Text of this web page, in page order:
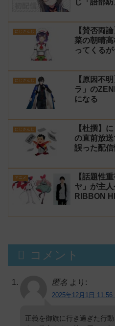
にじさんじ
【賛否両
菜の朝晴
ってくる
イバーの
にじさんじ
【原因不
ラ」の
になる
にじさんじ
【杜撰】
の直前放
誤った配
【生成AI?
アニメ
【話題性
ヤ」が主
RIBBON
ンルン」
コメント
匿名 より:
2025年12月1日 11:56
正義を御旗に行き過ぎた行